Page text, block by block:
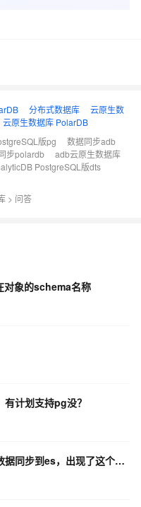
分布式数据库
云原生数
云原生数据库 PolarDB
版pg
数据同步adb
步polardb
adb云原生数据库
PostgreSQL版dts
> 问答
对象的schema名称
计划支持pg没？
在Elasticsearch中用dts把mysql的数据同步到es，出现了这个报错，是因为什么？